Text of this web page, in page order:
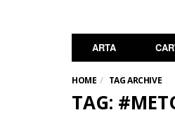
ARTA
HOME TAG ARCHIVE
TAG: